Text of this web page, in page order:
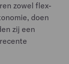
zowel flex-
doen
zij een